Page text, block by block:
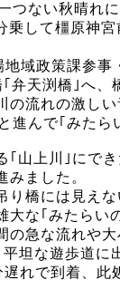
つない秋晴れ
乗して橿原神
域政策課参
弁天渕橋｣へ
の流れの激し
進んで｢みた
｢山上川｣にで
ました。
り橋には見え
な｢みたら
の急な流れや
坦な遊歩道
れで到着、此